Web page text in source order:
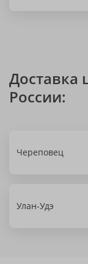
Доставка
России:
Череповец
Улан-Удэ